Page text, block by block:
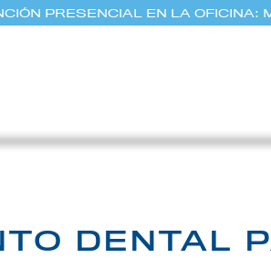
PRESENCIAL EN LA OFICINA:
DENTAL